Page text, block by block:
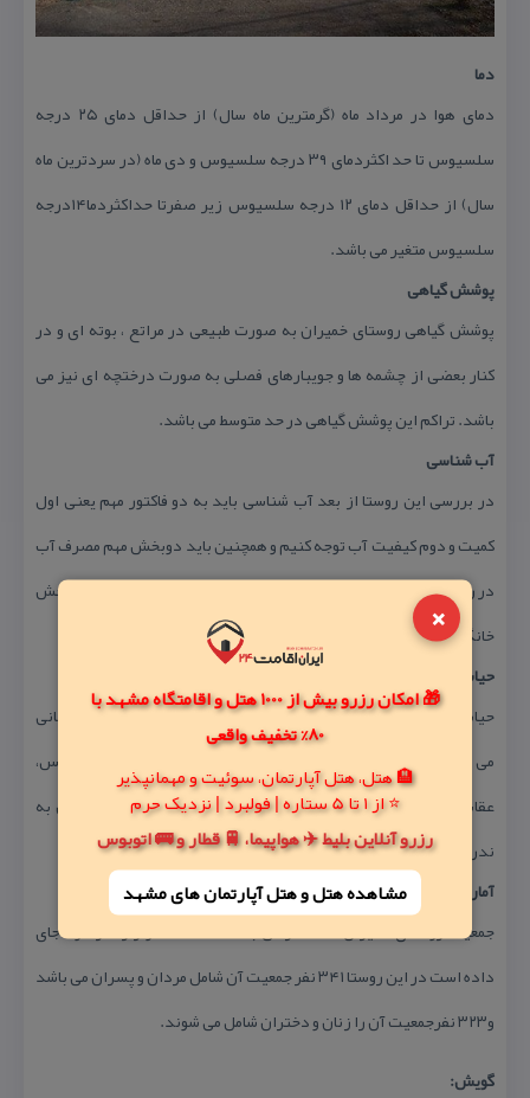
×
🎁 امکان رزرو بیش از 1000 هتل و اقامتگاه مشهد با
80% تخفیف واقعی
🏨 هتل، هتل آپارتمان، سوئیت و مهمانپذیر
⭐ از 1 تا 5 ستاره | فولبرد | نزدیک حرم
رزرو آنلاین بلیط ✈️ هواپیما، 🚆 قطار و 🚌 اتوبوس
مشاهده هتل و هتل‌ آپارتمان های مشهد
دما
دمای هوا در مرداد ماه (گرمترین ماه سال) از حداقل دمای ۲۵ درجه
سلسیوس تا حد اكثردمای ۳۹ درجه سلسیوس و دی ماه (در سردترین ماه
سال) از حداقل دمای ۱۲ درجه سلسیوس زیر صفرتا حداكثردما۱۴درجه
سلسیوس متغیر می باشد.
پوشش گیاهی
پوشش گیاهی روستای خمیران به صورت طبیعی در مراتع ، بوته ای و در
كنار بعضی از چشمه ها و جویبارهای فصلی به صورت درختچه ای نیز می
باشد. تراكم این پوشش گیاهی در حد متوسط می باشد.
آب شناسی
در بررسی این روستا از بعد آب شناسی باید به دو فاكتور مهم یعنی اول
كمیت و دوم كیفیت آب توجه كنیم و همچنین باید دوبخش مهم مصرف آب
در روستا را نیز مورد توجه قرار داد كه عبارتند از: بخش كشاورزی و بخش
خانگی
حیات جانوری
حیات وحش درمراتع روستای خمیران شامل گونه های جانوری نیمه بیابانی
می باشد مانند:گرگ، روباه، شغال ،كالغ، گنجشك، هدهد، جغد، كركس،
عقاب، پرستو، انواع مارهای بیابانی، به گفته بعضی از گوسفند داران به
ندرت كفتار نیز دیده شده است.
آمار واطلاعات روستا:
جمعیت روستای خمیران ۶۶۳ نفر می باشد. كه ۲۰۰ خانوار را در خود جای
داده است در این روستا ۳۴۱ نفر جمعیت آن شامل مردان و پسران می باشد
و۳۲۳ نفرجمعیت آن را زنان و دختران شامل می شوند.
گویش: